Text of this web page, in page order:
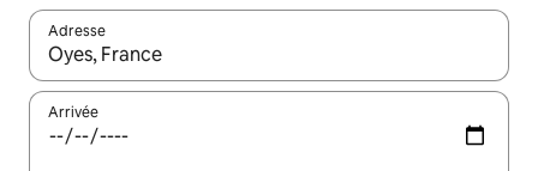
Adresse
Lorsque les résultats s'affichent, utilisez les flèches vers le
Arrivée